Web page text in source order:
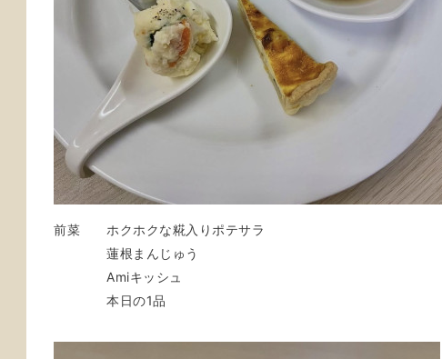
前菜 ホクホクな糀入りポテサラ
蓮根まんじゅう
Amiキッシュ
本日の1品